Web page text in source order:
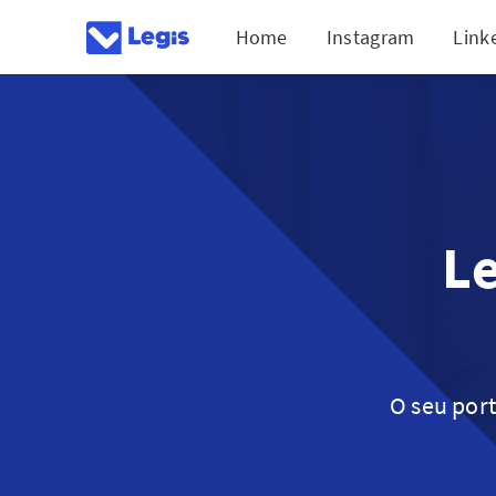
Home Instagram
O seu